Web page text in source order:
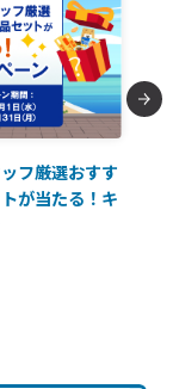
フ厳選おすす
が当たる！キ